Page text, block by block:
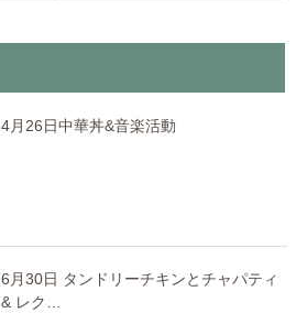
4月26日中華丼&音楽活動
6月30日 タンドリーチキンとチャパティ
& レク…